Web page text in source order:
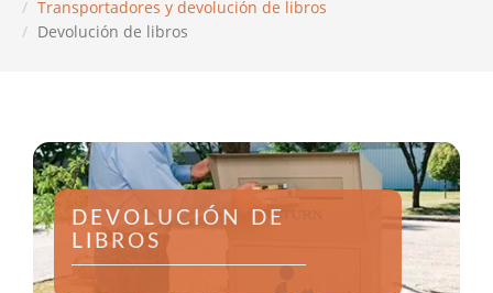
Transportadores y devolución de libros
Devolución de libros
DEVOLUCIÓN DE
LIBROS